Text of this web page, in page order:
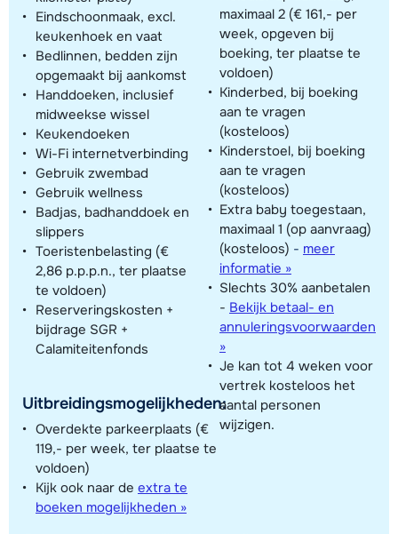
Eindschoonmaak, excl.
keukenhoek en vaat
Bedlinnen, bedden zijn
opgemaakt bij aankomst
Handdoeken, inclusief
midweekse wissel
Keukendoeken
Wi-Fi internetverbinding
Gebruik zwembad
Gebruik wellness
Badjas, badhanddoek en
slippers
Toeristenbelasting (€
2,86 p.p.p.n., ter plaatse
te voldoen)
Reserveringskosten +
bijdrage SGR +
Calamiteitenfonds
Uitbreidingsmogelijkheden:
Overdekte parkeerplaats (€
119,- per week, ter plaatse te
voldoen)
Kijk ook naar de extra te
boeken mogelijkheden »
maximaal 2 (€ 161,- per
week, opgeven bij
boeking, ter plaatse te
voldoen)
Kinderbed, bij boeking
aan te vragen
(kosteloos)
Kinderstoel, bij boeking
aan te vragen
(kosteloos)
Extra baby toegestaan,
maximaal 1 (op aanvraag)
(kosteloos) - meer
informatie »
Slechts 30% aanbetalen
- Bekijk betaal- en
annuleringsvoorwaarden
»
Je kan tot 4 weken voor
vertrek kosteloos het
aantal personen
wijzigen.